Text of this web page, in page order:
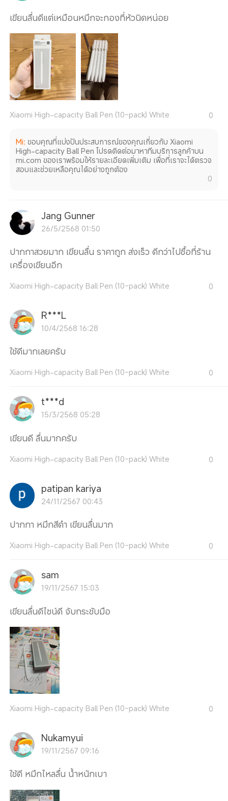
เขียนลื่นดีแต่เหมือนหมึกจะกองที่หัวนิดหน่อย
Xiaomi High-capacity Ball Pen (10-pack) White 0
Mi: ขอบคุณที่แบ่งปันประสบการณ์ของคุณเกี่ยวกับ Xiaomi
High-capacity Ball Pen โปรดติดต่อมาหาทีมบริการลูกค้าบน
mi.com ของเราพร้อมให้รายละเอียดเพิ่มเติม เพื่อที่เราจะได้ตรวจ
สอบและช่วยเหลือคุณได้อย่างถูกต้อง
0
Jang Gunner
26/5/2568 01:50
ปากกาสวยมาก เขียนลื่น ราคาถูก ส่งเร็ว ดีกว่าไปซื้อที่ร้าน
เครื่องเขียนอีก
Xiaomi High-capacity Ball Pen (10-pack) White 0
R***L
10/4/2568 16:28
ใช้ดีมากเลยครับ
Xiaomi High-capacity Ball Pen (10-pack) White 0
t***d
15/3/2568 05:28
เขียนดี ลื่นมากครับ
Xiaomi High-capacity Ball Pen (10-pack) White 0
patipan kariya
24/11/2567 00:43
ปากกา หมึกสีดำ เขียนลื่นมาก
Xiaomi High-capacity Ball Pen (10-pack) White 0
sam
19/11/2567 15:03
เขียนลื่นดีไซน์ดี จับกระชับมือ
Xiaomi High-capacity Ball Pen (10-pack) White 0
Nukamyui
19/11/2567 09:16
ใช้ดี หมึกไหลลื่น น้ำหนักเบา